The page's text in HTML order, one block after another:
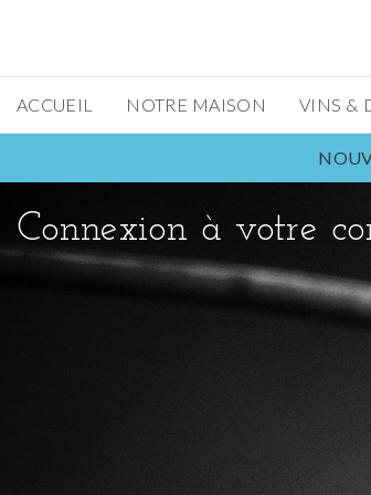
ACCUEIL NOTRE MAISON VINS &
Connexion à votre